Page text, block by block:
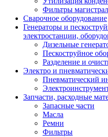
Фильтры
Сварочное оборудование
Генераторы и
электростанции,
Дизельные
Пескоструйное
Разделение и
Электро и
Пневматический
Запчасти, расходные
Запасные части
Масла
Ремни
Фильтры